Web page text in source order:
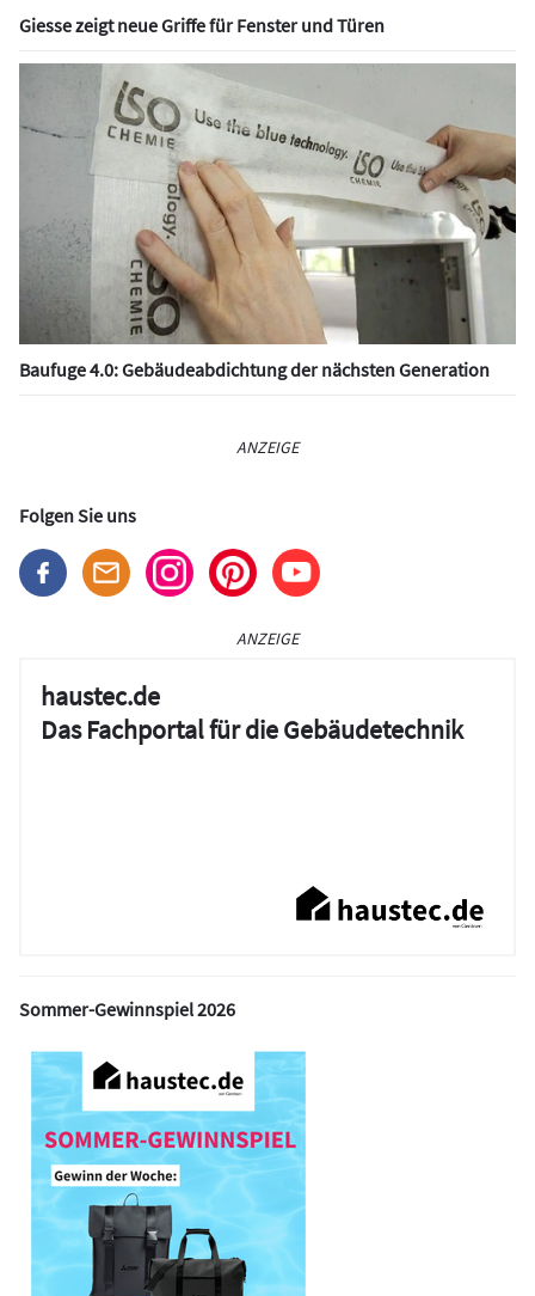
Giesse zeigt neue Griffe für Fenster und Türen
Baufuge 4.0: Gebäudeabdichtung der nächsten Generation
ANZEIGE
Folgen Sie uns
ANZEIGE
haustec.de
Das Fachportal für die Gebäudetechnik
Sommer-Gewinnspiel 2026